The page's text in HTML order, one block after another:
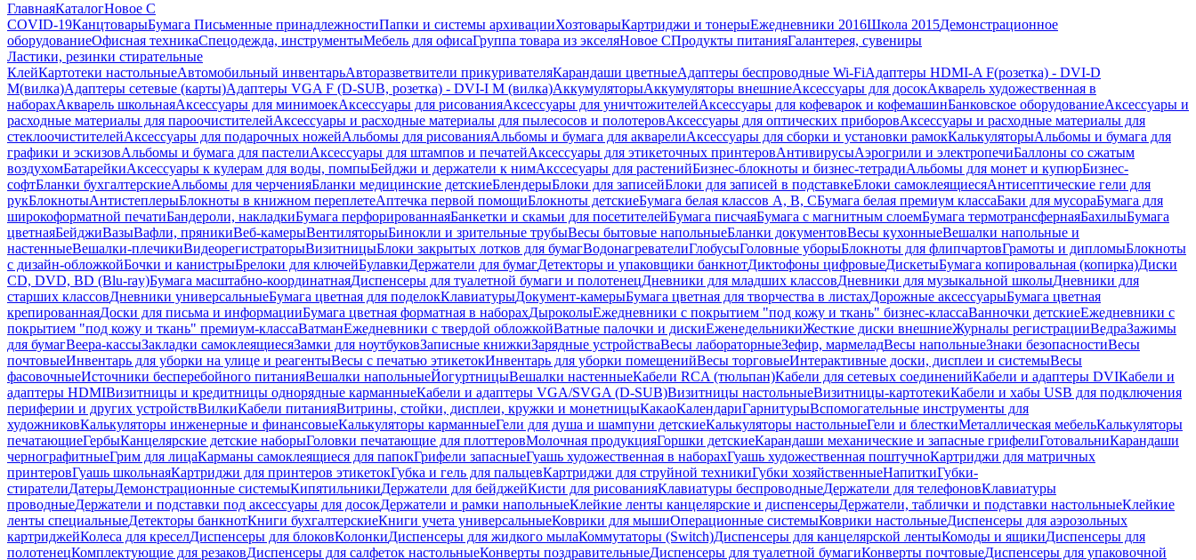
ГлавнаяКаталогНовое С
COVID-19КанцтоварыБумага Письменные принадлежностиПапки и системы архивацииХозтоварыКартриджи и тонерыЕжедневники 2016Школа 2015Демонстрационное
оборудованиеОфисная техникаСпецодежда, инструментыМебель для офисаГруппа товара из экселяНовое СПродукты питанияГалантерея, сувениры
Ластики, резинки стирательные
КлейКартотеки настольныеАвтомобильный инвентарьАвторазветвители прикуривателяКарандаши цветныеАдаптеры беспроводные Wi-FiАдаптеры HDMI-A F(розетка) - DVI-D
M(вилка)Адаптеры сетевые (карты)Адаптеры VGA F (D-SUB, розетка) - DVI-I M (вилка)АккумуляторыАккумуляторы внешниеАксессуары для досокАкварель художественная в
наборахАкварель школьнаяАксессуары для минимоекАксессуары для рисованияАксессуары для уничтожителейАксессуары для кофеварок и кофемашинБанковское оборудованиеАксессуары и
расходные материалы для пароочистителейАксессуары и расходные материалы для пылесосов и полотеровАксессуары для оптических приборовАксессуары и расходные материалы для
стеклоочистителейАксессуары для подарочных ножейАльбомы для рисованияАльбомы и бумага для акварелиАксессуары для сборки и установки рамокКалькуляторыАльбомы и бумага для
графики и эскизовАльбомы и бумага для пастелиАксессуары для штампов и печатейАксессуары для этикеточных принтеровАнтивирусыАэрогрили и электропечиБаллоны со сжатым
воздухомБатарейкиАксессуары к кулерам для воды, помпыБейджи и держатели к нимАкссесуары для растенийБизнес-блокноты и бизнес-тетрадиАльбомы для монет и купюрБизнес-
софтБланки бухгалтерскиеАльбомы для черченияБланки медицинские детскиеБлендерыБлоки для записейБлоки для записей в подставкеБлоки самоклеящиесяАнтисептические гели для
рукБлокнотыАнтистеплерыБлокноты в книжном переплетеАптечка первой помощиБлокноты детскиеБумага белая классов А, В, СБумага белая премиум классаБаки для мусораБумага для
широкоформатной печатиБандероли, накладкиБумага перфорированнаяБанкетки и скамьи для посетителейБумага писчаяБумага с магнитным слоемБумага термотрансфернаяБахилыБумага
цветнаяБейджиВазыВафли, пряникиВеб-камерыВентиляторыБинокли и зрительные трубыВесы бытовые напольныеБланки документовВесы кухонныеВешалки напольные и
настенныеВешалки-плечикиВидеорегистраторыВизитницыБлоки закрытых лотков для бумагВодонагревателиГлобусыГоловные уборыБлокноты для флипчартовГрамоты и дипломыБлокноты
с дизайн-обложкойБочки и канистрыБрелоки для ключейБулавкиДержатели для бумагДетекторы и упаковщики банкнотДиктофоны цифровыеДискетыБумага копировальная (копирка)Диски
CD, DVD, BD (Blu-ray)Бумага масштабно-координатнаяДиспенсеры для туалетной бумаги и полотенецДневники для младших классовДневники для музыкальной школыДневники для
старших классовДневники универсальныеБумага цветная для поделокКлавиатурыДокумент-камерыБумага цветная для творчества в листахДорожные аксессуарыБумага цветная
крепированнаяДоски для письма и информацииБумага цветная форматная в наборахДыроколыЕжедневники с покрытием "под кожу и ткань" бизнес-классаВанночки детскиеЕжедневники с
покрытием "под кожу и ткань" премиум-классаВатманЕжедневники с твердой обложкойВатные палочки и дискиЕженедельникиЖесткие диски внешниеЖурналы регистрацииВедраЗажимы
для бумагВеера-кассыЗакладки самоклеящиесяЗамки для ноутбуковЗаписные книжкиЗарядные устройстваВесы лабораторныеЗефир, мармеладВесы напольныеЗнаки безопасностиВесы
почтовыеИнвентарь для уборки на улице и реагентыВесы с печатью этикетокИнвентарь для уборки помещенийВесы торговыеИнтерактивные доски, дисплеи и системыВесы
фасовочныеИсточники бесперебойного питанияВешалки напольныеЙогуртницыВешалки настенныеКабели RCA (тюльпан)Кабели для сетевых соединенийКабели и адаптеры DVIКабели и
адаптеры HDMIВизитницы и кредитницы однорядные карманныеКабели и адаптеры VGA/SVGA (D-SUB)Визитницы настольныеВизитницы-картотекиКабели и хабы USB для подключения
периферии и других устройствВилкиКабели питанияВитрины, стойки, дисплеи, кружки и монетницыКакаоКалендариГарнитурыВспомогательные инструменты для
художниковКалькуляторы инженерные и финансовыеКалькуляторы карманныеГели для душа и шампуни детскиеКалькуляторы настольныеГели и блесткиМеталлическая мебельКалькуляторы
печатающиеГербыКанцелярские детские наборыГоловки печатающие для плоттеровМолочная продукцияГоршки детскиеКарандаши механические и запасные грифелиГотовальниКарандаши
чернографитныеГрим для лицаКарманы самоклеящиеся для папокГрифели запасныеГуашь художественная в наборахГуашь художественная поштучноКартриджи для матричных
принтеровГуашь школьнаяКартриджи для принтеров этикетокГубка и гель для пальцевКартриджи для струйной техникиГубки хозяйственныеНапиткиГубки-
стирателиДатерыДемонстрационные системыКипятильникиДержатели для бейджейКисти для рисованияКлавиатуры беспроводныеДержатели для телефоновКлавиатуры
проводныеДержатели и подставки под аксессуары для досокДержатели и рамки напольныеКлейкие ленты канцелярские и диспенсерыДержатели, таблички и подставки настольныеКлейкие
ленты специальныеДетекторы банкнотКниги бухгалтерскиеКниги учета универсальныеКоврики для мышиОперационные системыКоврики настольныеДиспенсеры для аэрозольных
картриджейКолеса для креселДиспенсеры для блоковКолонкиДиспенсеры для жидкого мылаКоммутаторы (Switch)Диспенсеры для канцелярской лентыКомоды и ящикиДиспенсеры для
полотенецКомплектующие для резаковДиспенсеры для салфеток настольныеКонверты поздравительныеДиспенсеры для туалетной бумагиКонверты почтовыеДиспенсеры для упаковочной